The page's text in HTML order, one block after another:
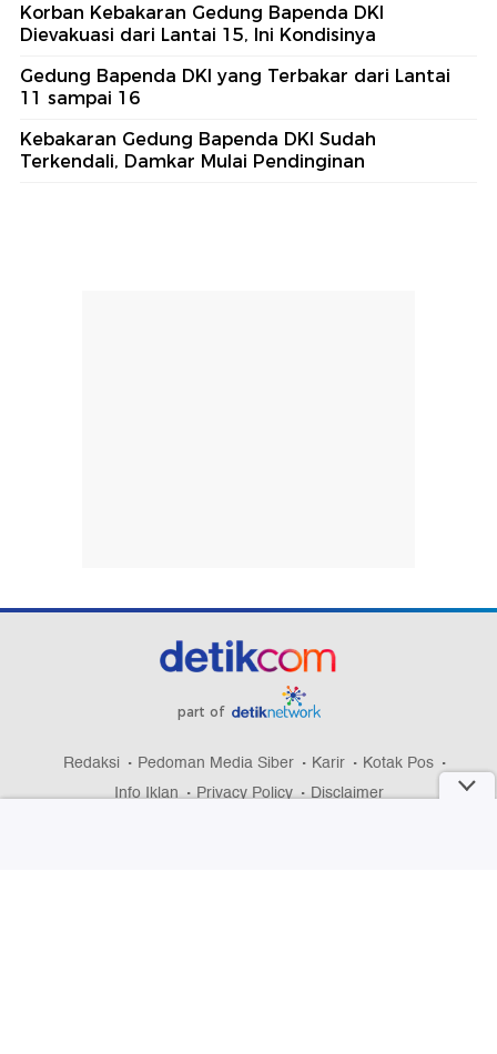
Korban Kebakaran Gedung Bapenda DKI
Dievakuasi dari Lantai 15, Ini Kondisinya
Gedung Bapenda DKI yang Terbakar dari Lantai
11 sampai 16
Kebakaran Gedung Bapenda DKI Sudah
Terkendali, Damkar Mulai Pendinginan
part of
Redaksi Pedoman Media Siber Karir
Kotak Pos
Info Iklan
Privacy Policy Disclaimer